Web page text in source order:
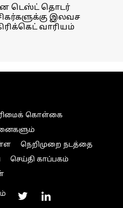
டெஸ்ட் தொடர்
இலவச
வாரியம்
கொள்கை
நெறிமுறை நடத்தை
செய்தி காப்பகம்